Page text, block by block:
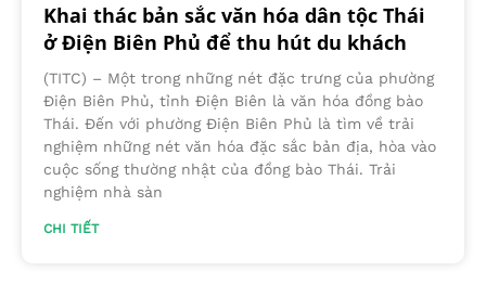
Khai thác bản sắc văn hóa dân tộc Thái
ở Điện Biên Phủ để thu hút du khách
(TITC) – Một trong những nét đặc trưng của phường
Điện Biên Phủ, tỉnh Điện Biên là văn hóa đồng bào
Thái. Đến với phường Điện Biên Phủ là tìm về trải
nghiệm những nét văn hóa đặc sắc bản địa, hòa vào
cuộc sống thường nhật của đồng bào Thái. Trải
nghiệm nhà sàn
CHI TIẾT